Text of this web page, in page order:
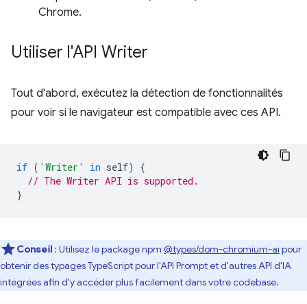
Chrome.
Utiliser l'API Writer
Tout d'abord, exécutez la détection de fonctionnalités
pour voir si le navigateur est compatible avec ces API.
if ( 'Writer' in self)
{
// The Writer API is supported.
}
Conseil : Utilisez le package npm @types/dom-chromium-ai pour
obtenir des typages TypeScript pour l'API Prompt et d'autres API d'IA
intégrées afin d'y accéder plus facilement dans votre codebase.